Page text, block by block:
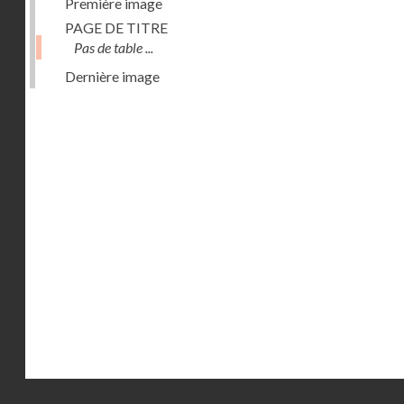
PAGE DE TITRE
Pas de table ...
Dernière image